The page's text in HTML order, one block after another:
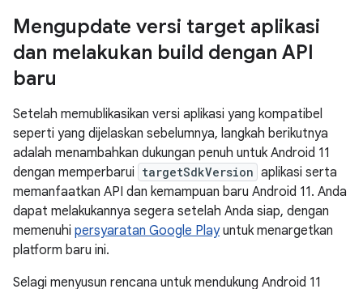
Mengupdate versi target aplikasi
dan melakukan build dengan API
baru
Setelah memublikasikan versi aplikasi yang kompatibel
seperti yang dijelaskan sebelumnya, langkah berikutnya
adalah menambahkan dukungan penuh untuk Android 11
dengan memperbarui targetSdkVersion aplikasi serta
memanfaatkan API dan kemampuan baru Android 11. Anda
dapat melakukannya segera setelah Anda siap, dengan
memenuhi persyaratan Google Playuntuk menargetkan
platform baru ini.
Selagi menyusun rencana untuk mendukung Android 11